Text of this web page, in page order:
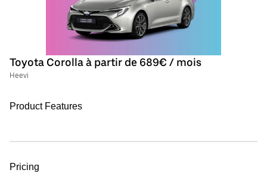
Toyota Corolla à partir de 689€ / mois
Heevi
Product Features
Pricing